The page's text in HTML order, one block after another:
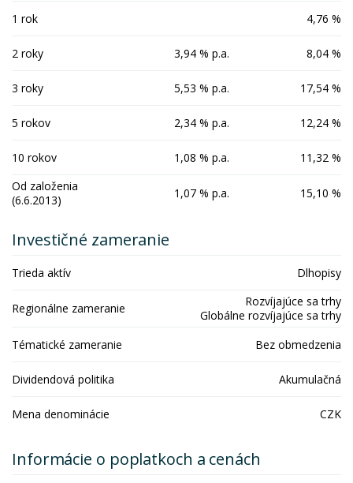
1 rok 4,76 %
2 roky 3,94 % p.a. 8,04 %
3 roky 5,53 % p.a. 17,54 %
5 rokov 2,34 % p.a. 12,24 %
10 rokov 1,08 % p.a.
11,32 %
Od založenia
(6.6.2013)
1,07 % p.a. 15,10 %
Investičné zameranie
Trieda aktív Dlhopisy
Regionálne zameranie
Rozvíjajúce sa trhy
Globálne rozvíjajúce sa trhy
Tématické zameranie
Bez obmedzenia
Dividendová politika Akumulačná
Mena denominácie CZK
Informácie o poplatkoch a cenách